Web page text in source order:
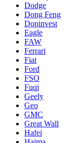
Dodge
Dong Feng
Doninvest
Eagle
FAW
Ferrari
Fiat
Ford
FSO
Fuqi
Geely
Geo
GMC
Great Wall
Hafei